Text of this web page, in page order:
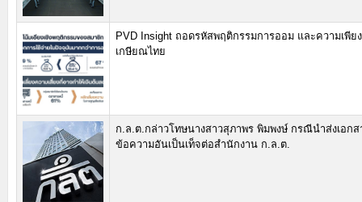
PVD Insight ถอดรหัสพฤติกรรมการออม และความเพีย
เกษียณไทย
ก.ล.ต.กล่าวโทษนางสาวสุภาพร พิมพงษ์ กรณีนำส่งเอกส
ข้อความอันเป็นเท็จต่อสำนักงาน ก.ล.ต.